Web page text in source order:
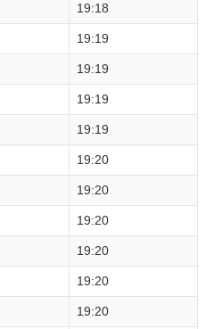
19:18
19:19
19:19
19:19
19:19
19:20
19:20
19:20
19:20
19:20
19:20